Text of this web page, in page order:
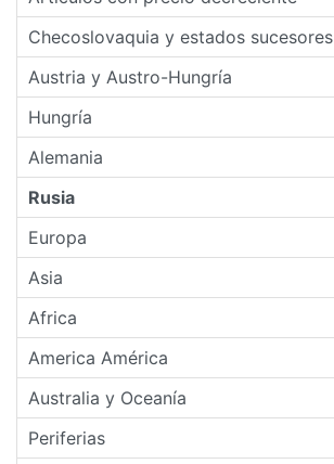
Checoslovaquia y estados sucesores
Austria y Austro-Hungría
Hungría
Alemania
Rusia
Europa
Asia
Africa
America América
Australia y Oceanía
Periferias